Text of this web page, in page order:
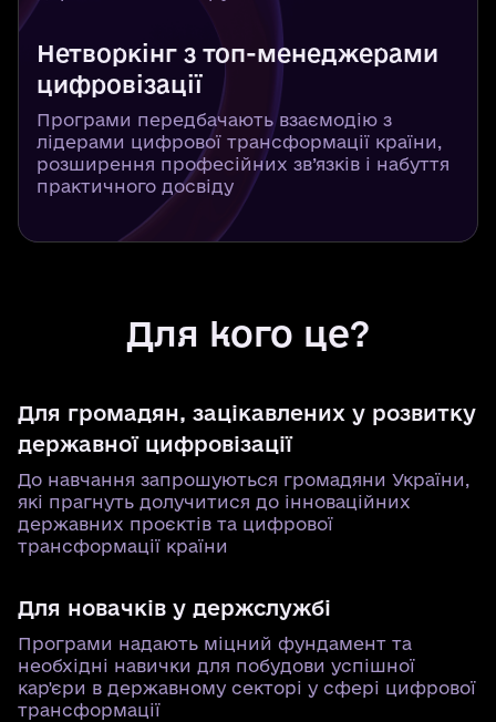
Нетворкінг з топ-менеджерами
цифровізації
Програми передбачають взаємодію з
лідерами цифрової трансформації країни,
розширення професійних зв’язків і набуття
практичного досвіду
Для кого це?
Для громадян, зацікавлених у розвитку
державної цифровізації
До навчання запрошуються громадяни України,
які прагнуть долучитися до інноваційних
державних проєктів та цифрової
трансформації країни
Для новачків у держслужбі
Програми надають міцний фундамент та
необхідні навички для побудови успішної
кар'єри в державному секторі у сфері цифрової
трансформації